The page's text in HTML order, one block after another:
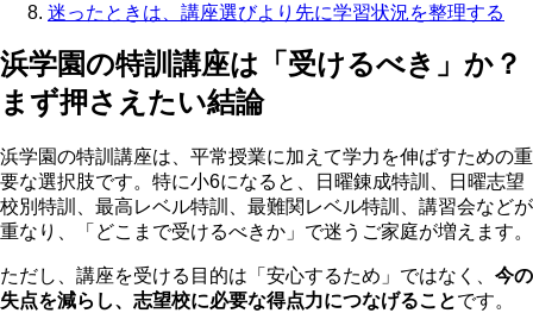
迷ったときは、講座選びより先に学習状況を整理する
浜学園の特訓講座は「受けるべき」か？
まず押さえたい結論
浜学園の特訓講座は、平常授業に加えて学力を伸ばすための重
要な選択肢です。特に小6になると、日曜錬成特訓、日曜志望
校別特訓、最高レベル特訓、最難関レベル特訓、講習会などが
重なり、「どこまで受けるべきか」で迷うご家庭が増えます。
ただし、講座を受ける目的は「安心するため」ではなく、 今の
失点を減らし、志望校に必要な得点力につなげることです。